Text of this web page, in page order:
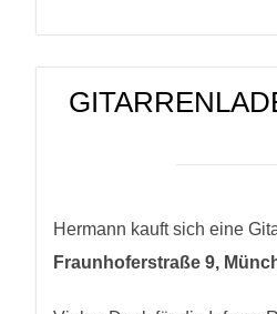
Hermann kauft sich eine
Fraunhoferstraße 9,